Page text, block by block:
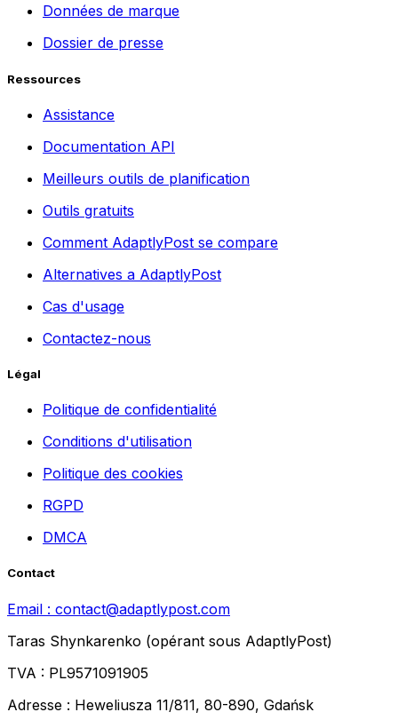
Données de marque
Dossier de presse
Ressources
Assistance
Documentation API
Meilleurs outils de planification
Outils gratuits
Comment AdaptlyPost se compare
Alternatives a AdaptlyPost
Cas d'usage
Contactez-nous
Légal
Politique de confidentialité
Conditions d'utilisation
Politique des cookies
RGPD
DMCA
Contact
Email : contact@adaptlypost.com
Taras Shynkarenko (opérant sous AdaptlyPost)
TVA : PL9571091905
Adresse : Heweliusza 11/811, 80-890, Gdańsk